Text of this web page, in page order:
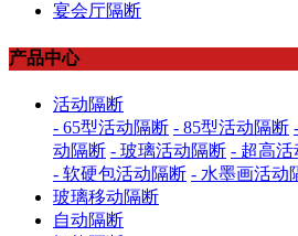
宴会厅隔断
产品中心
活动隔断
- 65型活动隔断 - 85型活动隔断
动隔断 - 玻璃活动隔断 - 超高活
- 软硬包活动隔断 - 水墨画活动
玻璃移动隔断
自动隔断